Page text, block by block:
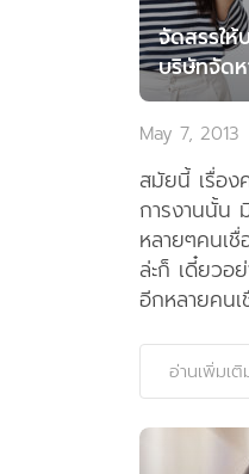
จัดสรรให้
บริษัทจัด
May 7, 2013
สมัยนี้ เรื่อง
การงานนั้น
หลายๆคนเชื่
ล่ะก็ เดี๋ยวอ
อีกหลายคนเ
อ่านเพิ่มเติ